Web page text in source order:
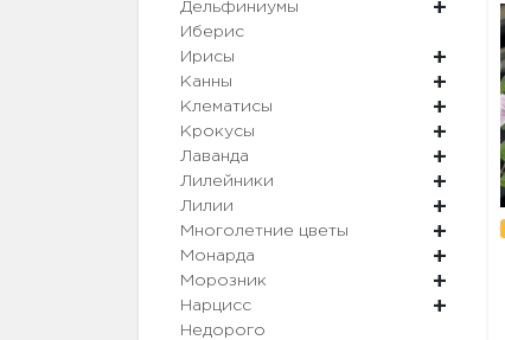
Дельфиниумы
Иберис
Ирисы
Канны
Клематисы
Крокусы
Лаванда
Лилейники
Лилии
Многолетние цветы
Монарда
Морозник
Нарцисс
Недорого